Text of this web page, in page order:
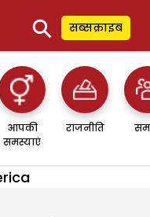
⚲ सब्सक्राइब
आपकी
समस्याएं
राजनीति